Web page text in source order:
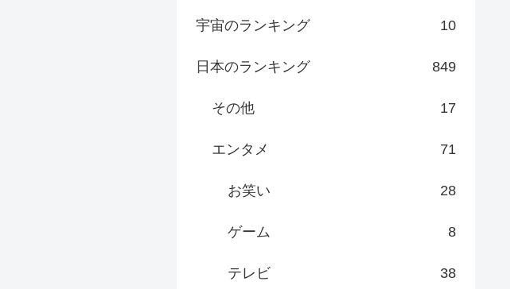
宇宙のランキング 10
日本のランキング 849
その他 17
エンタメ 71
お笑い 28
ゲーム 8
テレビ 38